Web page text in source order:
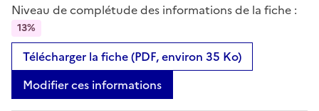
Niveau de complétude des informations de la fiche :
13%
Télécharger la fiche (PDF, environ 35 Ko)
Modifier ces informations